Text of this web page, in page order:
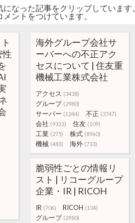
なった記事をクリップしていま
ントをつけています。
性
海外グループ会社サ
ーバーへの不正アク
セスについて | 住友重
機械工業株式会社
アクセス (3438)
グループ (2980)
サーバー (1244) 不正 (3747)
会社 (9322) 住友 (109)
工業 (275) 株式 (8960)
機械 (483) 海外 (733)
脆弱性ごとの情報リ
スト | リコーグループ
企業・IR | RICOH
IR (706) RICOH (104)
グループ (2980)